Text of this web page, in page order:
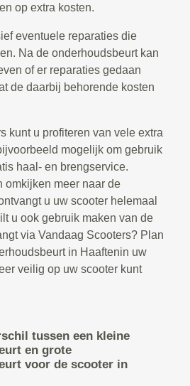
op extra kosten.
eventuele reparaties die
Na de onderhoudsbeurt kan
of er reparaties gedaan
de daarbij behorende kosten
kunt u profiteren van vele extra
mogelijk om gebruik
haal- en brengservice.
omkijken meer naar de
u uw scooter helemaal
u ook gebruik maken van de
via Vandaag Scooters? Plan
in Haaftenin uw
veilig op uw scooter kunt
tussen een kleine
en grote
voor de scooter in